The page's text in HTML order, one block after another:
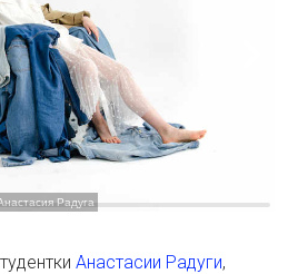
Радуга
Анастасии Радуги,